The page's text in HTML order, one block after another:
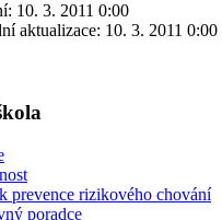
10. 3. 2011 0:00
aktualizace: 10. 3. 2011 0:00
prevence rizikového chování
poradce